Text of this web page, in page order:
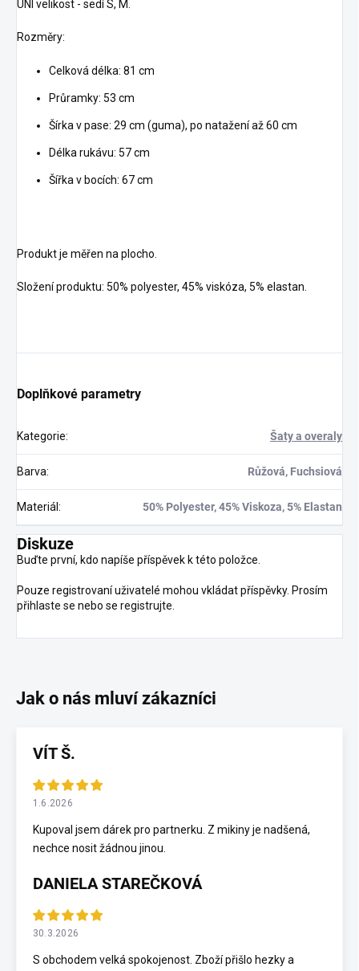
UNI velikost - sedí S, M.
Rozměry:
Celková délka: 81 cm
Průramky: 53 cm
Šírka v pase: 29 cm (guma), po natažení až 60 cm
Délka rukávu: 57 cm
Šířka v bocích: 67 cm
Produkt je měřen na plocho.
Složení produktu: 50% polyester, 45% viskóza, 5% elastan.
Doplňkové parametry
Kategorie: Šaty a overaly
Barva: Růžová, Fuchsiová
Materiál: 50% Polyester, 45% Viskoza, 5% Elastan
Diskuze
Buďte první, kdo napíše příspěvek k této položce.
Pouze registrovaní uživatelé mohou vkládat příspěvky. Prosím
přihlaste se nebo se registrujte.
VÍT Š.
1.6.2026
Kupoval jsem dárek pro partnerku. Z mikiny je nadšená,
nechce nosit žádnou jinou.
DANIELA STAREČKOVÁ
30.3.2026
S obchodem velká spokojenost. Zboží přišlo hezky a